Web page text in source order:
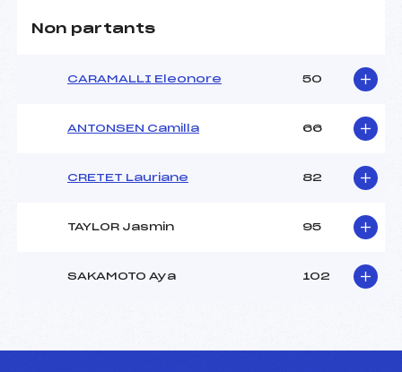
Non partants
CARAMALLI Eleonore 50
ANTONSEN Camilla 66
CRETET Lauriane 82
TAYLOR Jasmin 95
SAKAMOTO Aya 102